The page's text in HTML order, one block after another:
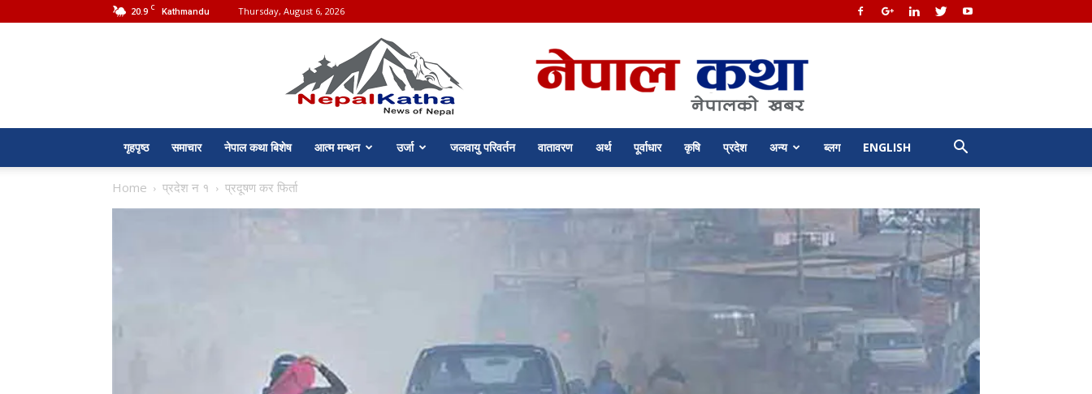
20.9 C Kathmandu Thursday, August 6, 2026
nepalkatha.com
गृहपृष्ठ समाचार नेपाल कथा बिशेष आत्म मन्थन उर्जा जलवायु परिवर्तन वातावरण अर्थ पूर्वाधार कृषि प्रदेश अन्य ब्लग ENGLISH
Home प्रदेश न १ प्रदूषण कर फिर्ता